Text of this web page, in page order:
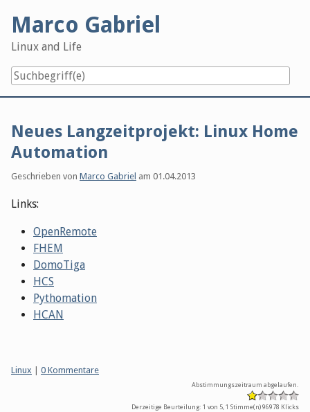
content
Marco Gabriel
Linux and Life
Neues Langzeitprojekt: Linux Home
Automation
Geschrieben von Marco Gabriel am 01.04.2013
Links:
OpenRemote
FHEM
DomoTiga
HCS
Pythomation
HCAN
Kategorien:
Linux 0 Kommentare
Abstimmungszeitraum abgelaufen.
Derzeitige Beurteilung: 1 von 5, 1 Stimme(n)96978 Klicks